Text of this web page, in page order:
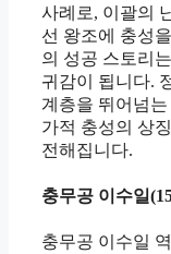
사례로, 이괄의
선 왕조에 충성
의 성공 스토리
귀감이 됩니다.
계층을 뛰어넘
가적 충성의 상
전해집니다.
충무공 이수일
충무공 이수일